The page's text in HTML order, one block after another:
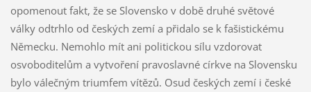
opomenout fakt, že se Slovensko v době druhé světové
války odtrhlo od českých zemí a přidalo se k fašistickému
Německu. Nemohlo mít ani politickou sílu vzdorovat
osvoboditelům a vytvoření pravoslavné církve na Slovensku
bylo válečným triumfem vítězů. Osud českých zemí i české